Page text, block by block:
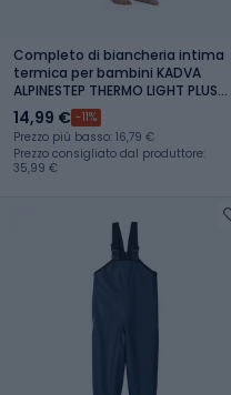
Completo di biancheria intima
termica per bambini KADVA
ALPINESTEP THERMO LIGHT PLUS
senza cuciture viola
14,99 € -11%
Prezzo più basso: 16,79 €
Prezzo consigliato dal produttore:
35,99 €